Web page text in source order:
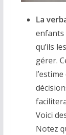
La
enfants
qu’ils
gérer.
Voici
Notez